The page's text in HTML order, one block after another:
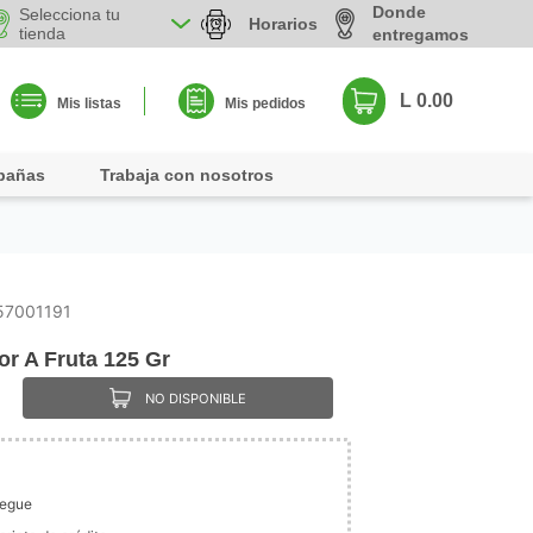
Selecciona tu
tienda
Horarios
Donde
entregamos
Mis listas Mis pedidos L 0.00
Trabaja con nosotros
A Fruta 125 Gr
NO DISPONIBLE